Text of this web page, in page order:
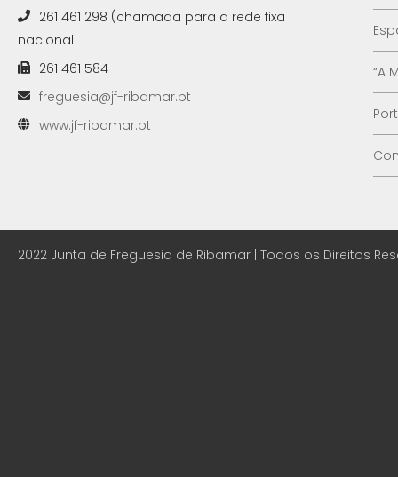
261 461 298 (chamada para a rede fixa
nacional
261 461 584
freguesia@jf-ribamar.pt
www.jf-ribamar.pt
“A
2022 Junta de Freguesia de Ribamar | Todos os Direitos